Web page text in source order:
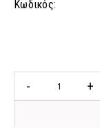
Κωδικός:
- +